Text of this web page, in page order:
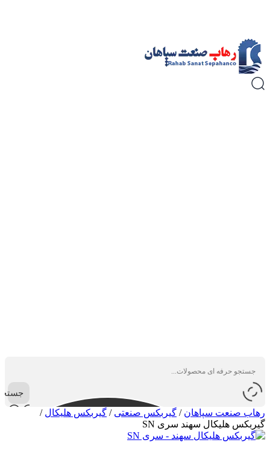
رهاب صنعت سپاهان / گیربکس صنعتی / گیربکس هلیکال /
گیربکس هلیکال سهند سری SN